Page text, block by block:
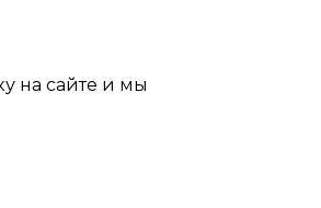
на сайте и мы